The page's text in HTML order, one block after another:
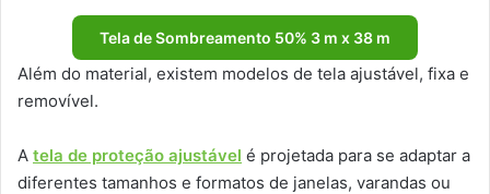
Tela de Sombreamento 50% 3 m x 38 m
Além do material, existem modelos de tela ajustável, fixa e
removível.
A tela de proteção ajustável é projetada para se adaptar a
diferentes tamanhos e formatos de janelas, varandas ou